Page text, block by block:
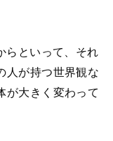
らといって、それ
人が持つ世界観な
が大きく変わって